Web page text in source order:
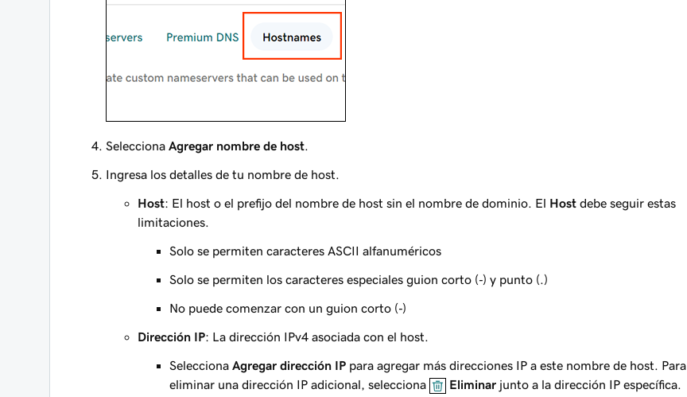
Selecciona Agregar nombre de host
Ingresa los detalles de tu nombre de host.
Host: El host o el prefijo del nombre de host sin el nombre de dominio. El Host debe seguir estas
limitaciones.
Solo se permiten caracteres ASCII alfanuméricos
Solo se permiten los caracteres especiales guion corto (‐) y punto (.)
No puede comenzar con un guion corto (‐)
Dirección IP: La dirección IPv4 asociada con el host.
Selecciona Agregar dirección IP para agregar más direcciones IP a este nombre de host. Para
eliminar una dirección IP adicional, selecciona
Eliminar junto a la dirección IP específica.